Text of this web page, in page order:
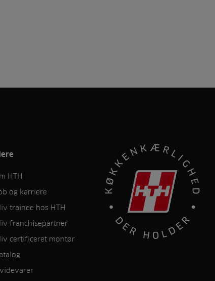
HTH
og karriere
trainee hos HTH
franchisepartner
certificeret montør